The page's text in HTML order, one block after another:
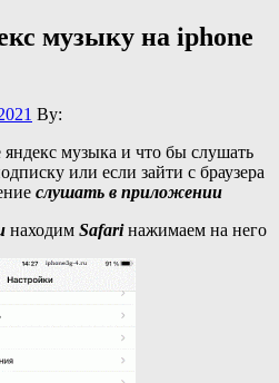
музыку на iphone
By:
музыка и что бы слушать
или если зайти с браузера
слушать в приложении
находим Safari нажимаем на него